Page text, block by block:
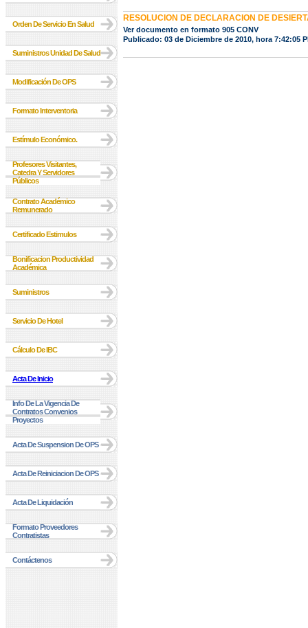
Orden De Servicio En Salud
Suministros Unidad De Salud
Modificación De OPS
Formato Interventoria
Estímulo Económico.
Profesores Visitantes,
Catedra Y Servidores
Públicos
Contrato Académico
Remunerado
Certificado Estimulos
Bonificacion Productividad
Académica
Suministros
Servicio De Hotel
Cálculo De IBC
Acta De Inicio
Info De La Vigencia De
Contratos Convenios
Proyectos
Acta De Suspension De OPS
Acta De Reiniciacion De OPS
Acta De Liquidación
Formato Proveedores
Contratistas
Contáctenos
RESOLUCION DE DECLARACION DE
Ver documento en formato 905 CONV
Publicado: 03 de Diciembre de 2010, hora 7:42:05